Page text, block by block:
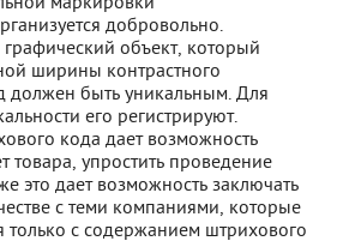
добровольно.
объект, который
ширины контрастного
должен быть уникальным. Для
его регистрируют.
кода дает возможность
товара, упростить проведение
это дает возможность заключать
с теми компаниями, которые
только с содержанием штрихового